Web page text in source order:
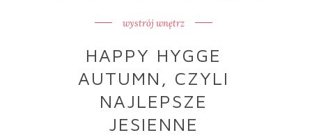
wystrój wnętrz
HAPPY HYGGE
AUTUMN, CZYLI
NAJLEPSZE
JESIENNE